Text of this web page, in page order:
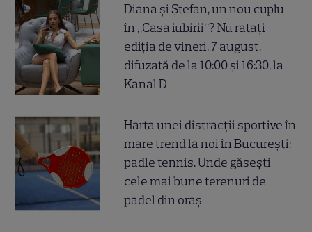
Diana și Ștefan, un nou cuplu
în „Casa iubirii”? Nu ratați
ediția de vineri, 7 august,
difuzată de la 10:00 și 16:30, la
Kanal D
Harta unei distracții sportive în
mare trend la noi în București:
padle tennis. Unde găsești
cele mai bune terenuri de
padel din oraș